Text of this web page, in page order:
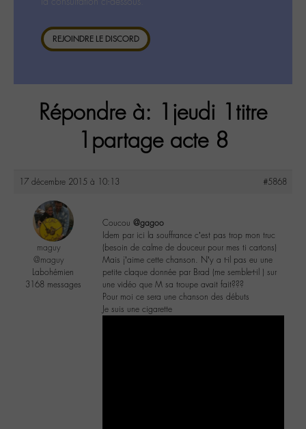
REJOINDRE LE DISCORD
Répondre à: 1jeudi 1titre
1partage acte 8
17 décembre 2015 à 10:13 #5868
maguy
@maguy
Labohémien
3168 messages
Coucou @gagoo
Idem par ici la souffrance c’est pas trop mon truc
(besoin de calme de douceur pour mes ti cartons)
Mais j’aime cette chanson. N’y a t-il pas eu une
petite claque donnée par Brad (me semble-t-il ) sur
une vidéo que M sa troupe avait fait???
Pour moi ce sera une chanson des débuts
Je suis une cigarette